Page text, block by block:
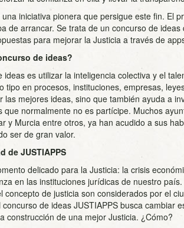
una iniciativa pionera que persigue este fin. El
de arrancar. Se trata de un concurso de
para mejorar la Justicia a través de
de ideas?
ideas es utilizar la inteligencia colectiva y el
tipo en procesos, instituciones, empresas,
las mejores ideas, sino que también ayuda a
que normalmente no es partícipe. Muchos
y Murcia entre otros, ya han acudido a sus
ser de gran valor.
de JUSTIAPPS
delicado para la Justicia: la crisis
en las instituciones jurídicas de nuestro
concepto de justicia son considerados por el
concurso de ideas JUSTIAPPS busca cambiar
construcción de una mejor Justicia. ¿Cómo?